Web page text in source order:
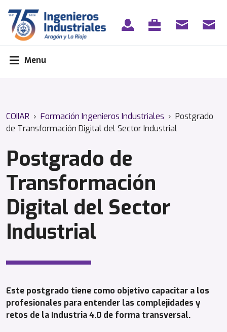
content
Menu
COIIAR › Formación Ingenieros Industriales › Postgrado
de Transformación Digital del Sector Industrial
Postgrado de
Transformación
Digital del Sector
Industrial
Este postgrado tiene como objetivo capacitar a los
profesionales para entender las complejidades y
retos de la Industria 4.0 de forma transversal.